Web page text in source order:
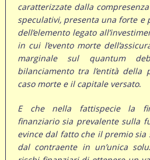
caratterizzate dalla
speculativi, presenta una forte e
dell’elemento legato
in cui l’evento morte
marginale sul quantum
bilanciamento tra l’entità della
caso morte e il capitale versato.
E che nella fattispecie la
finanziario sia prevalente sulla
evince dal fatto che il premio sia
dal contraente in un’unica